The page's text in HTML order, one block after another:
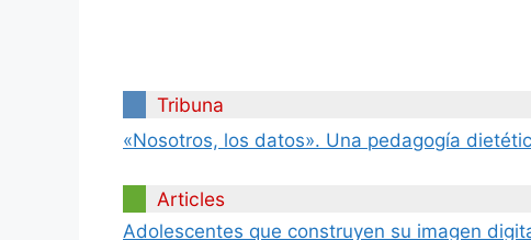
Tribuna
«Nosotros, los datos». Una pedagogía
Articles
Adolescentes que construyen su imagen